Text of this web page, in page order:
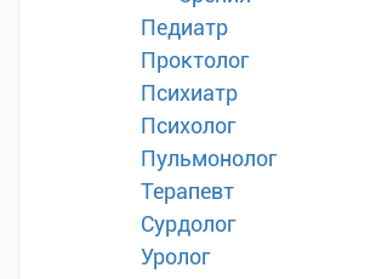
Педиатр
Проктолог
Психиатр
Психолог
Пульмонолог
Терапевт
Сурдолог
Уролог